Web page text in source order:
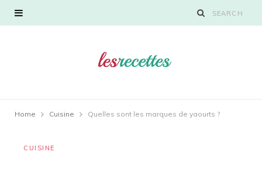
Home Cuisine Quelles sont les marques de yaourts ?
CUISINE